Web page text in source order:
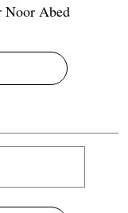
Noor Abed